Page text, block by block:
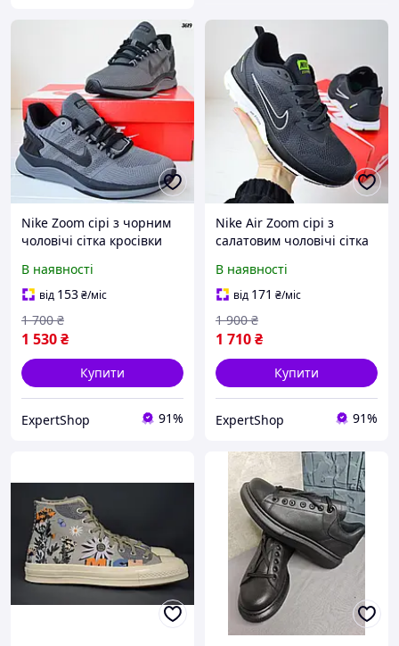
Nike Zoom сірі з чорним
чоловічі сітка кросівки
В наявності
від 153₴/міс
1 530₴
1 700 ₴
Купити
ExpertShop 91%
Nike Air Zoom сірі з
салатовим чоловічі сітка
см)
В наявності
від 171 ₴/міс
1 710₴
1 900 ₴
Купити
ExpertShop 91%